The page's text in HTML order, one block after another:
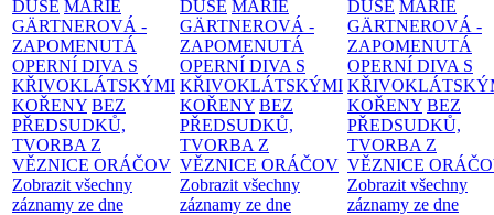
DUŠE MARIE
GÄRTNEROVÁ -
ZAPOMENUTÁ
OPERNÍ DIVA S
KŘIVOKLÁTSKÝMI
KOŘENY BEZ
PŘEDSUDKŮ,
TVORBA Z
VĚZNICE ORÁČOV
Zobrazit všechny
záznamy ze dne
DUŠE MARIE
GÄRTNEROVÁ -
ZAPOMENUTÁ
OPERNÍ DIVA S
KŘIVOKLÁTSKÝMI
KOŘENY BEZ
PŘEDSUDKŮ,
TVORBA Z
VĚZNICE ORÁČOV
Zobrazit všechny
záznamy ze dne
DUŠE MARIE
GÄRTNEROVÁ -
ZAPOMENUTÁ
OPERNÍ DIVA S
KOŘENY BEZ
PŘEDSUDKŮ,
TVORBA Z
VĚZNICE
Zobrazit všechny
záznamy ze dne